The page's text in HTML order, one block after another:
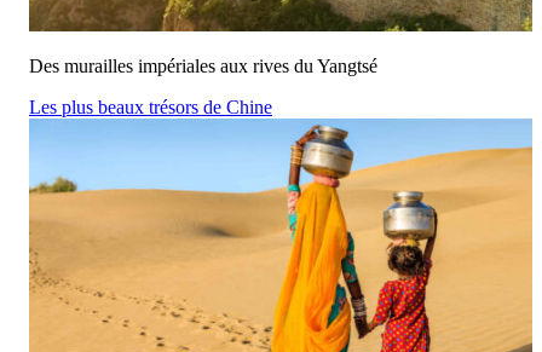
Des murailles impériales aux rives du Yangtsé
Les plus beaux trésors de Chine